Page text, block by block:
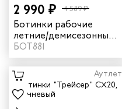
2 990 ₽ 4 589 ₽
Ботинки рабочие
летние/демисезонные
"Трейсер" AX17 с КП
цвет серый
БОТ881
Аутлет